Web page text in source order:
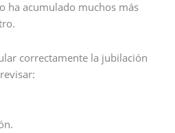
ha acumulado muchos más
correctamente la jubilación